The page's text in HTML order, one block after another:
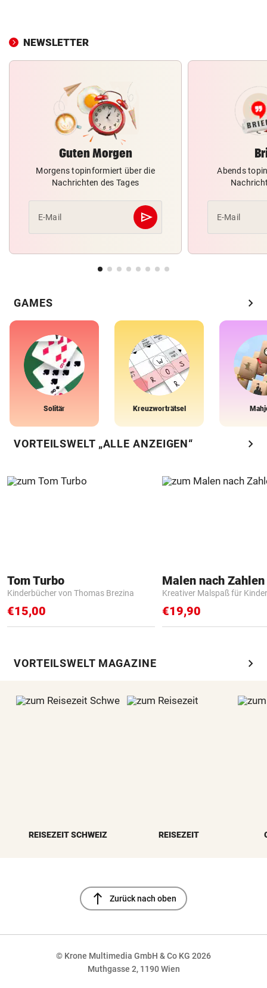
NEWSLETTER
Guten Morgen
Morgens topinformiert über die
Nachrichten des Tages
E-Mail send
Abschicken
Abends
E-Mail
GAMES chevron_right
Solitär Kreuzworträtsel
VORTEILSWELT „ALLE ANZEIGEN“ chevron_right
Tom Turbo
Kinderbücher von Thomas Brezina
€15,00
Kreativer Malspaß für Kinder
€19,90
VORTEILSWELT MAGAZINE chevron_right
REISEZEIT SCHWEIZ REISEZEIT
north Zurück nach oben
© Krone Multimedia GmbH & Co KG 2026
Muthgasse 2, 1190 Wien